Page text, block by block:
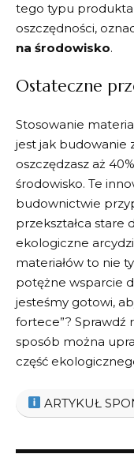
tego typu
oszczędności,
na​ środowisko.
Ostateczne
Stosowanie
jest jak⁤ budowanie
oszczędzasz‌ aż
środowisko. Te
budownictwie
przekształca stare
ekologiczne⁣
materiałów to nie
potężne ‌wsparcie
jesteśmy gotowi,
fortece”? Sprawdź
sposób można
część
ARTYKUŁ